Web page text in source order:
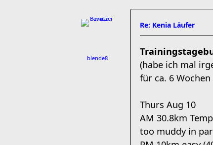
blende8
Re: Kenia Läufer
(habe ich mal
für ca. 6
Thurs Aug 10
AM 30.8km
too muddy in